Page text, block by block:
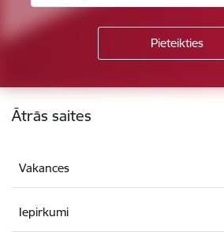
Kājene
Ātrās saites
Vakances
Iepirkumi